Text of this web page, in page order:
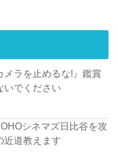
メラを止めるな!』鑑賞
いでください
シネマズ日比谷を攻
道教えます